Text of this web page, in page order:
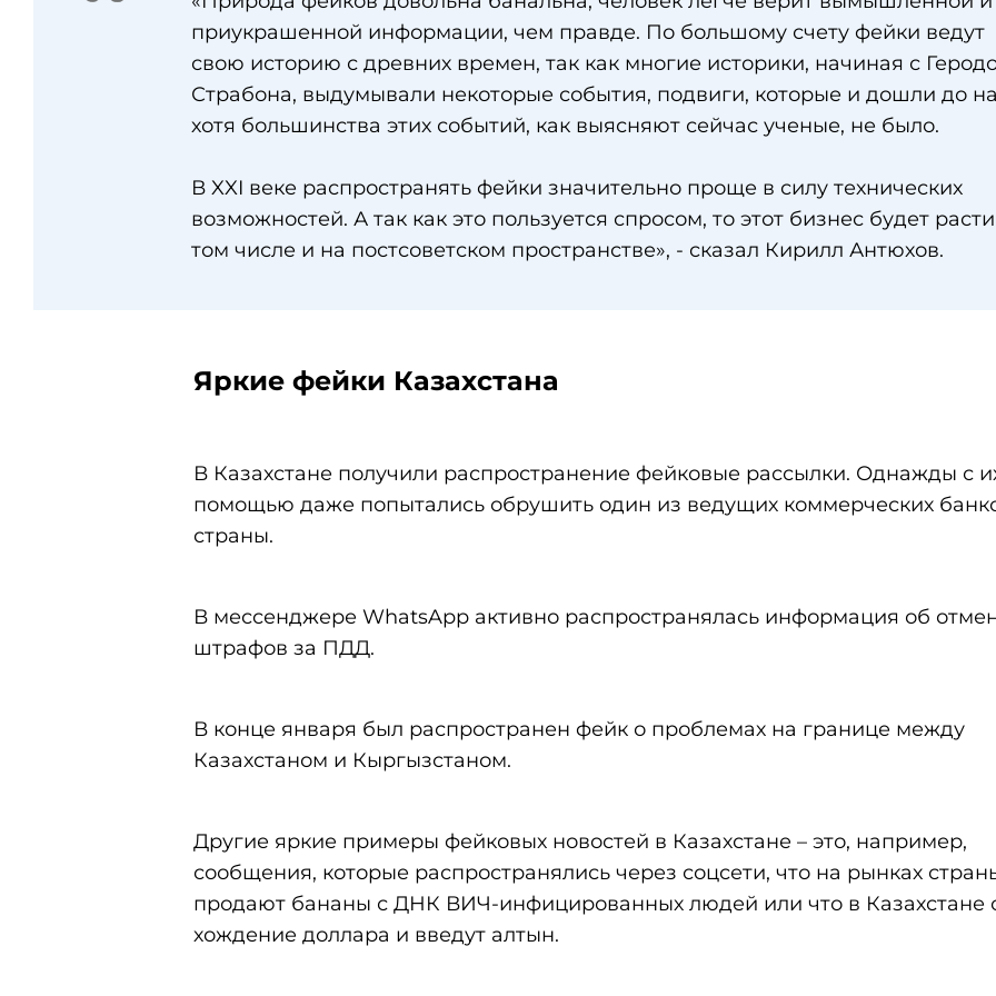
приукрашенной информации, чем правде. По большому счету фейки ведут
свою историю с древних времен, так как многие историки, начиная с
Страбона, выдумывали некоторые события, подвиги, которые и дошли до
хотя большинства этих событий, как выясняют сейчас ученые, не было.
В XXI веке распространять фейки значительно проще в силу технических
возможностей. А так как это пользуется спросом, то этот бизнес будет
том числе и на постсоветском пространстве», - сказал Кирилл Антюхов.
Яркие фейки Казахстана
В Казахстане получили распространение фейковые рассылки. Однажды с
помощью даже попытались обрушить один из ведущих коммерческих
страны.
В мессенджере WhatsApp активно распространялась информация об
штрафов за ПДД.
В конце января был распространен фейк о проблемах на границе между
Казахстаном и Кыргызстаном.
Другие яркие примеры фейковых новостей в Казахстане – это, например,
сообщения, которые распространялись через соцсети, что на рынках
продают бананы с ДНК ВИЧ-инфицированных людей или что в Казахстане
хождение доллара и введут алтын.